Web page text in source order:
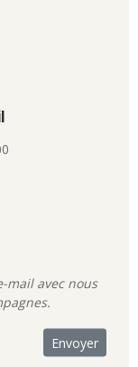
mail avec nous